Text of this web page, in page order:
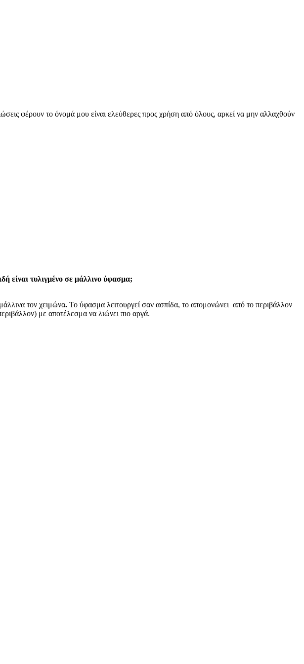
φέρουν το όνομά μου είναι ελεύθερες προς χρήση από όλους, αρκεί να μην αλλαχθούν
είναι τυλιγμένο σε μάλλινο ύφασμα;
τον χειμώνα. Το ύφασμα λειτουργεί σαν ασπίδα, το απομονώνει από το περιβάλλον
με αποτέλεσμα να λιώνει πιο αργά.